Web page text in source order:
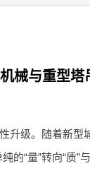
械与重型塔
级。随着新型
“量”转向“质”